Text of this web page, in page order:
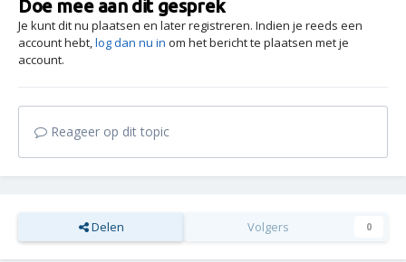
Doe mee aan dit gesprek
Je kunt dit nu plaatsen en later registreren. Indien je reeds een
account hebt,log dan nu in om het bericht te plaatsen met je
account.
Reageer op dit topic
Delen Volgers 0